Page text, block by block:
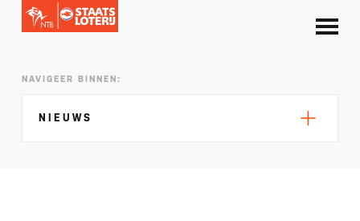
NAVIGEER BINNEN:
NIEUWS